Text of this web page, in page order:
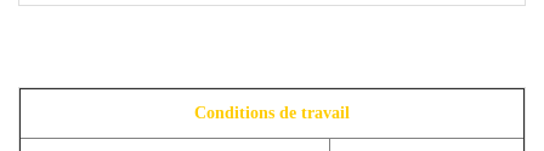
Conditions de travail